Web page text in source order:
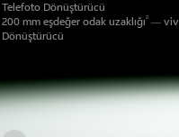
Telefoto Dönüştürücü
200 mm eşdeğer odak uzaklığı2— vivo
Dönüştürücü